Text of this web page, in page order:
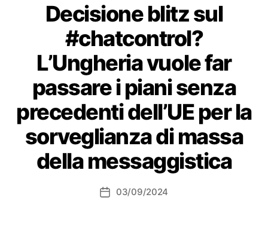
Decisione blitz sul
#chatcontrol?
L’Ungheria vuole far
passare i piani senza
precedenti dell’UE per la
sorveglianza di massa
della messaggistica
Data03/09/2024